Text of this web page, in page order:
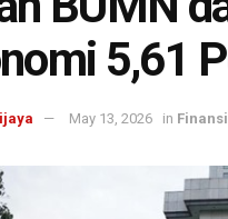
5,61
May 13, 2026 in